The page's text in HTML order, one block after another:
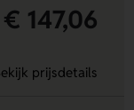
147,06
prijsdetails